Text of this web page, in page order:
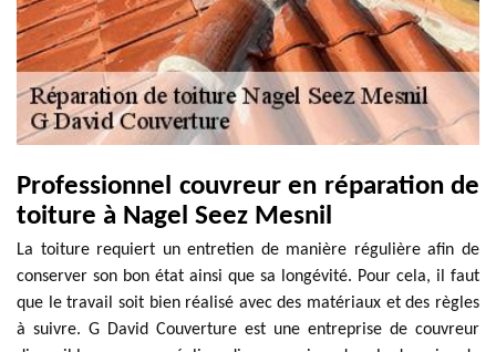
Professionnel couvreur en réparation de
toiture à Nagel Seez Mesnil
La toiture requiert un entretien de manière régulière afin de
conserver son bon état ainsi que sa longévité. Pour cela, il faut
que le travail soit bien réalisé avec des matériaux et des règles
à suivre. G David Couverture est une entreprise de couvreur